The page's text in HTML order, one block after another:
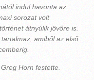
indul havonta az
sorozat volt
átnyúlik jövőre is.
amiből az első
Horn festette.